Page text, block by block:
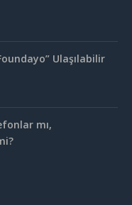
Ulaşılabilir
mı,